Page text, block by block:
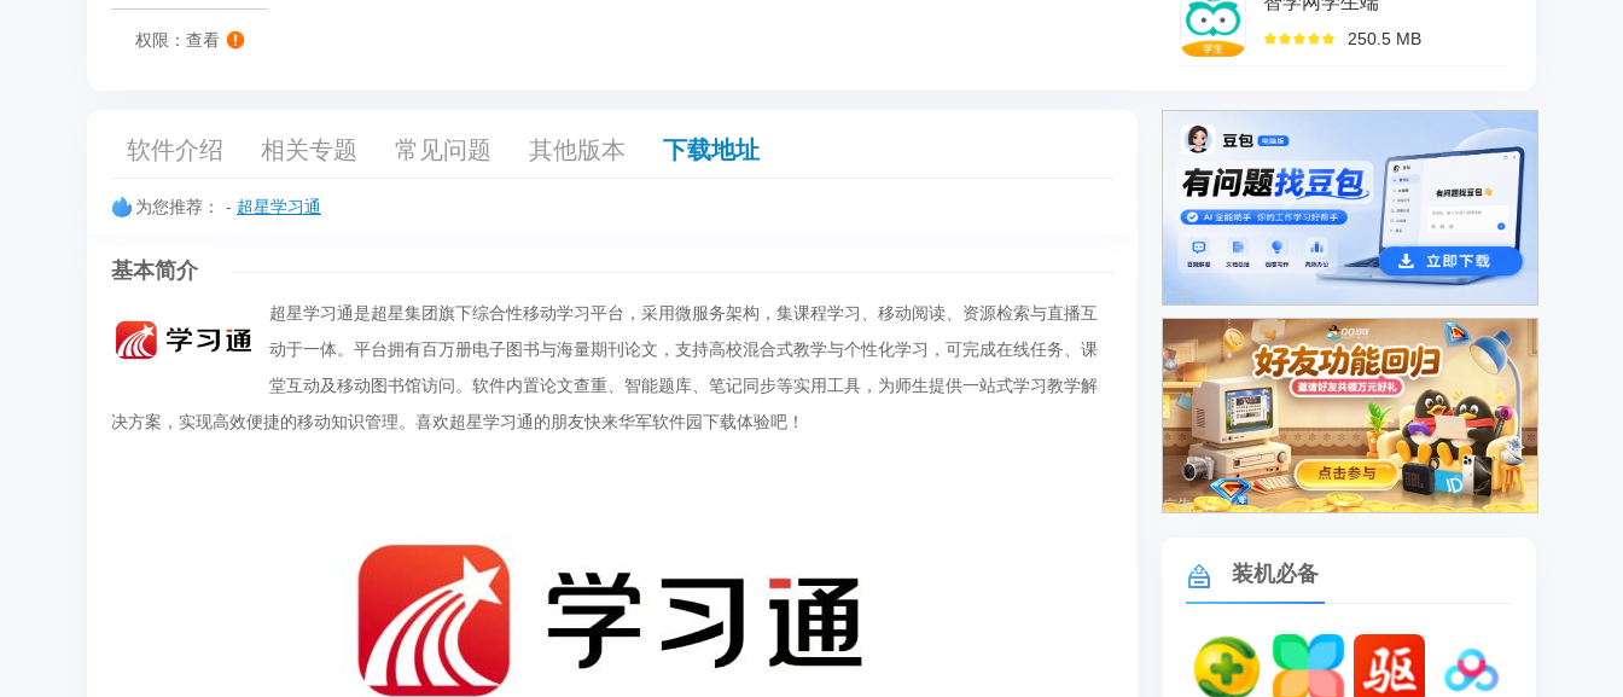
权限：查看 250.5 MB
软件介绍 相关专题 常见问题 其他版本 下载地址
为您推荐： - 超星学习通
基本简介
超星学习通是超星集团旗下综合性移动学习平台，采用微服务架构，集课程学习、移动阅读、资源检索与直播互
动于一体。平台拥有百万册电子图书与海量期刊论文，支持高校混合式教学与个性化学习，可完成在线任务、课
堂互动及移动图书馆访问。软件内置论文查重、智能题库、笔记同步等实用工具，为师生提供一站式学习教学解
决方案，实现高效便捷的移动知识管理。喜欢超星学习通的朋友快来华军软件园下载体验吧！
广告
广告
装机必备